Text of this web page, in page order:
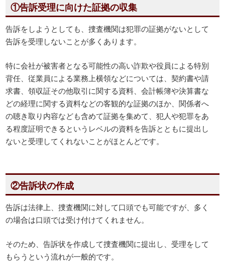
①告訴受理に向けた証拠の収集
告訴をしようとしても、捜査機関は犯罪の証拠がないとして
告訴を受理しないことが多くあります。
特に会社が被害者となる可能性の高い詐欺や役員による特別
背任、従業員による業務上横領などについては、契約書や請
求書、領収証その他取引に関する資料、会計帳簿や決算書な
どの経理に関する資料などの客観的な証拠のほか、関係者へ
の聴き取り内容なども含めて証拠を集めて、犯人や犯罪をあ
る程度証明できるというレベルの資料を告訴とともに提出し
ないと受理してくれないことがほとんどです。
②告訴状の作成
告訴は法律上、捜査機関に対して口頭でも可能ですが、多く
の場合は口頭では受け付けてくれません。
そのため、告訴状を作成して捜査機関に提出し、受理をして
もらうという流れが一般的です。